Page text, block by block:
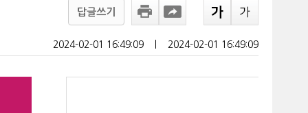
답글쓰기
2024-02-01 16:49:09 2024-02-01 16:49:09